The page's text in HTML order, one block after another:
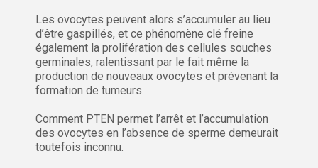
Les ovocytes peuvent alors s’accumuler au lieu
d’être gaspillés, et ce phénomène clé freine
également la prolifération des cellules souches
germinales, ralentissant par le fait même la
production de nouveaux ovocytes et prévenant la
formation de tumeurs.
Comment PTEN permet l’arrêt et l’accumulation
des ovocytes en l’absence de sperme demeurait
toutefois inconnu.